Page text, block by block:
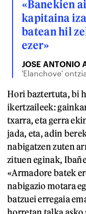
«Banekien
kapitaina
batean hil
ezer»
JOSE ANTONIO
'Elanchove'
Hori baztertuta, bi
ikertzaileek:
txarra, eta gerra
jada, eta, adin
nabigatzen zuten
zituen eginak,
«Armadore batek
nabigazio motara
batzuei erregaia